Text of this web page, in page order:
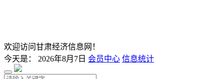
欢迎访问甘肃经济信息网！
今天是： 2026年8月7日 会员中心 信息统计